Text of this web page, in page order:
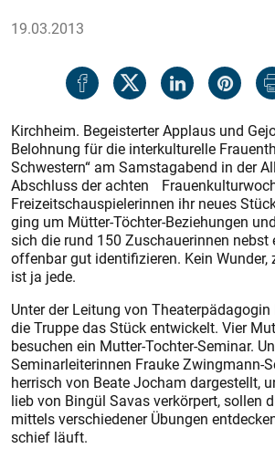
19.03.2013
Kirchheim. Begeisterter Applaus und
Belohnung für die interkulturelle
Schwestern“ am Samstagabend in der
Abschluss der achten
Freizeitschauspielerinnen ihr neues
ging um Mütter-Töchter-Beziehungen
sich die rund 150 Zuschauerinnen nebst
offenbar gut identifizieren. Kein Wunder,
ist ja jede.
Unter der Leitung von
die Truppe das Stück entwickelt. Vier
besuchen ein Mutter-Tochter-Seminar.
Seminarleiterinnen Frauke Zwingmann-
herrisch von Beate Jocham dargestellt,
lieb von Bingül Savas verkörpert, sollen
mittels verschiedener Übungen
schief läuft.